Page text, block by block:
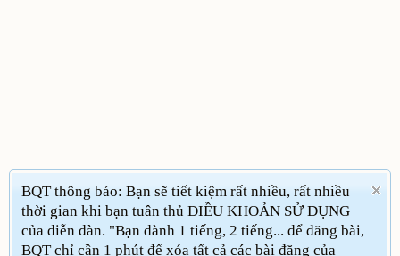
BQT thông báo: Bạn sẽ tiết kiệm rất nhiều, rất nhiều
thời gian khi bạn tuân thủ ĐIỀU KHOẢN SỬ DỤNG
của diễn đàn. "Bạn dành 1 tiếng, 2 tiếng... để đăng bài,
BQT chỉ cần 1 phút để xóa tất cả các bài đăng của